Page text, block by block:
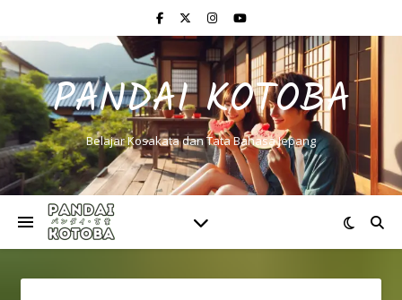
PANDAI KOTOBA
Belajar Kosakata dan Tata Bahasa Jepang